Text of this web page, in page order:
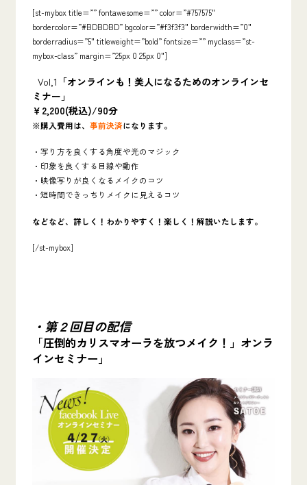
[st-mybox title=”” fontawesome=”” color=”#757575″
bordercolor=”#BDBDBD” bgcolor=”#f3f3f3″ borderwidth=”0″
borderradius=”5″ titleweight=”bold” fontsize=”” myclass=”st-
mybox-class” margin=”25px 0 25px 0″]
Vol,1 「オンラインも！美人になるためのオンラインセ
ミナー」
￥2,200(税込)/90分
※購入費用は、 事前決済になります。
・写り方を良くする角度や光のマジック
・印象を良くする目線や動作
・映像写りが良くなるメイクのコツ
・短時間できっちりメイクに見えるコツ
などなど、詳しく！わかりやすく！楽しく！解説いたします。
[/st-mybox]
・第２回目の配信
「圧倒的カリスマオーラを放つメイク！」オンラ
インセミナー」